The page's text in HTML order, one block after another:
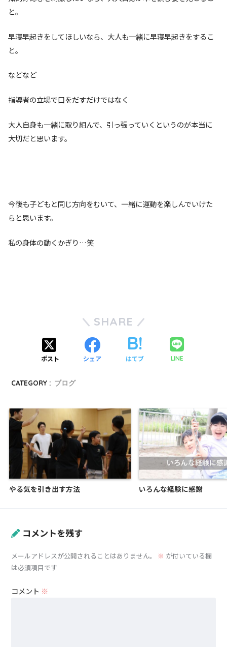
と。
早寝早起きをしてほしいなら、大人も一緒に早寝早起きをするこ
と。
などなど
指導者の立場で口をだすだけではなく
大人自身も一緒に取り組んで、引っ張っていくというのが本当に
大切だと思います。
今後も子どもと同じ方向をむいて、一緒に運動を楽しんでいけた
らと思います。
私の身体の動くかぎり…笑
SHARE
ポスト シェア はてブ LINE
CATEGORY : ブログ
やる気を引き出す方法 いろんな経験に感謝
コメントを残す
メールアドレスが公開されることはありません。 ※ が付いている欄
は必須項目です
コメント ※